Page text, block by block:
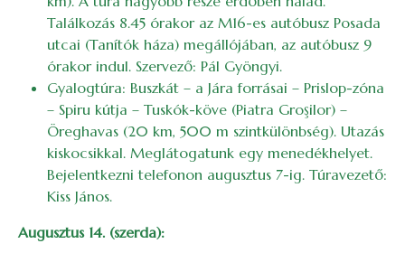
Találkozás 8.45 órakor az M16-es autóbusz Posada
utcai (Tanítók háza) megállójában, az autóbusz 9
órakor indul. Szervező: Pál Gyöngyi.
Gyalogtúra: Buszkát – a Jára forrásai – Prislop-zóna
– Spiru kútja – Tuskók-köve (Piatra Groşilor) –
Öreghavas (20 km, 500 m szintkülönbség). Utazás
kiskocsikkal. Meglátogatunk egy menedékhelyet.
Bejelentkezni telefonon augusztus 7-ig. Túravezető:
Kiss János.
Augusztus 14. (szerda):